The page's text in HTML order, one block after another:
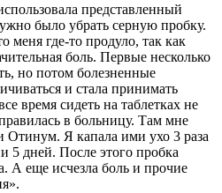
представленный
было убрать серную пробку.
меня где-то продуло, так как
боль. Первые несколько
но потом болезненные
и стала принимать
время сидеть на таблетках не
в больницу. Там мне
Отинум. Я капала ими ухо 3 раза
5 дней. После этого пробка
А еще исчезла боль и прочие